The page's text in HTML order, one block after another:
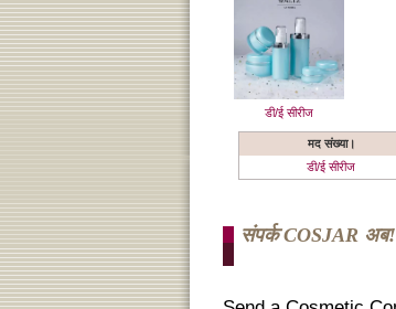
डी/ई सीरीज
मद संख्या।
डी/ई सीरीज
संपर्क COSJAR अब!